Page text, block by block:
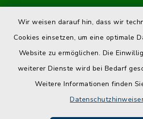
Wir weisen darauf hin, dass wir
Cookies einsetzen, um eine optimale
Website zu ermöglichen. Die
weiterer Dienste wird bei Bedarf
Weitere Informationen finden
Datenschutz
Impressum
Sitemap
Cookie-